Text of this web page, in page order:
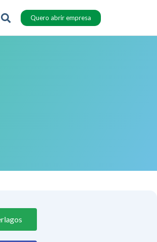
Quero abrir empresa